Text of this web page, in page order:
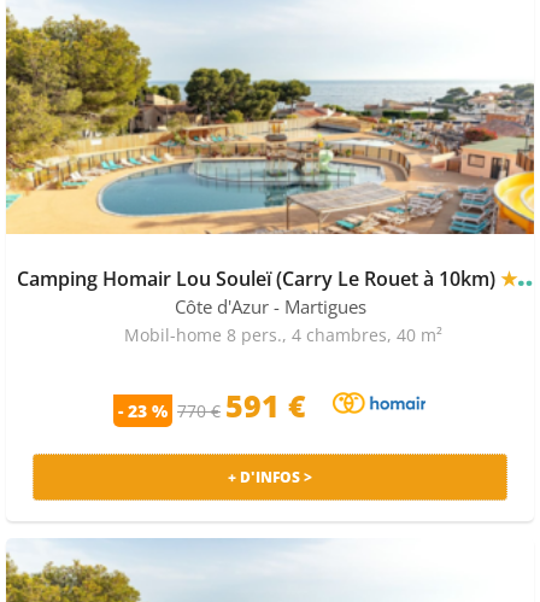
Camping Homair Lou Souleï (Carry Le Rouet à 10km)★★★★
Côte d'Azur - Martigues
Mobil-home 8 pers., 4 chambres, 40 m²
- 23 % 770 € 591 €
+ D'INFOS >